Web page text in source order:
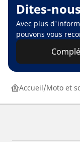
Dites-
Avec plus
pouvons vous
Accueil Moto et